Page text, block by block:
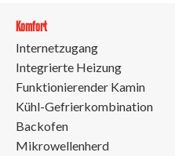
Komfort
Internetzugang
Integrierte Heizung
Funktionierender Kamin
Kühl-Gefrierkombination
Backofen
Mikrowellenherd